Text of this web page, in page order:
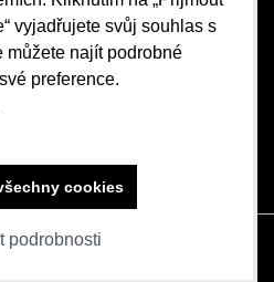
Zásady ochrany soukromí
vyjadřujete svůj souhlas s
můžete najít podrobné
preference.
podrobnosti
cookies